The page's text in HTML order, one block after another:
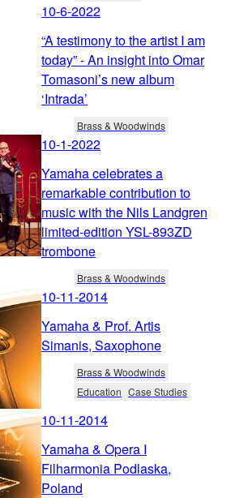
10-6-2022
“A testimony to the artist I am
today” - An insight into Omar
Tomasoni’s new album
‘Intrada’
Brass & Woodwinds
10-1-2022
Yamaha celebrates a
remarkable contribution to
music with the Nils Landgren
limited-edition YSL-893ZD
trombone
Brass & Woodwinds
10-11-2014
Yamaha & Prof. Artis
Simanis, Saxophone
Brass & Woodwinds
Education Case Studies
10-11-2014
Yamaha & Opera I
Filharmonia Podlaska,
Poland